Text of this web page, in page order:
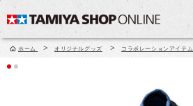
ホーム > オリジナルグッズ > コラボレーションアイテム